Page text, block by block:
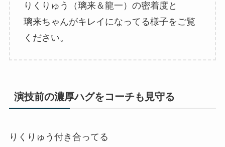
りくりゅう（璃来＆龍一）の密着度と
璃来ちゃんがキレイになってる様子をご覧
ください。
演技前の濃厚ハグをコーチも見守る
りくりゅう付き合ってる